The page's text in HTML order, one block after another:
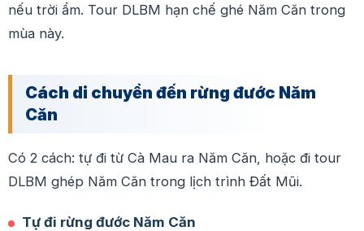
nếu trời ẩm. Tour DLBM hạn chế ghé Năm Căn trong
mùa này.
Cách di chuyển đến rừng đước Năm
Căn
Có 2 cách: tự đi từ Cà Mau ra Năm Căn, hoặc đi tour
DLBM ghép Năm Căn trong lịch trình Đất Mũi.
Tự đi rừng đước Năm Căn